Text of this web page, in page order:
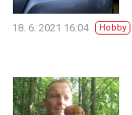
18. 6. 2021 16:04 Hobby